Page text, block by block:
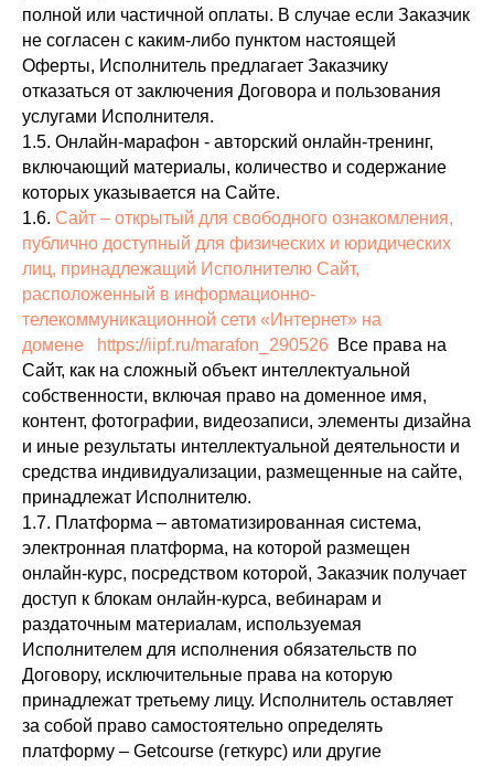
полной или частичной оплаты. В случае если Заказчик
не согласен с каким-либо пунктом настоящей
Оферты, Исполнитель предлагает Заказчику
отказаться от заключения Договора и пользования
услугами Исполнителя.
1.5. Онлайн-марафон - авторский онлайн-тренинг,
включающий материалы, количество и содержание
которых указывается на Сайте.
1.6. Сайт – открытый для свободного ознакомления,
публично доступный для физических и юридических
лиц, принадлежащий Исполнителю Сайт,
расположенный в информационно-
телекоммуникационной сети «Интернет» на
домене https://iipf.ru/marafon_290526 Все права на
Сайт, как на сложный объект интеллектуальной
собственности, включая право на доменное имя,
контент, фотографии, видеозаписи, элементы дизайна
и иные результаты интеллектуальной деятельности и
средства индивидуализации, размещенные на сайте,
принадлежат Исполнителю.
1.7. Платформа – автоматизированная система,
электронная платформа, на которой размещен
онлайн-курс, посредством которой, Заказчик получает
доступ к блокам онлайн-курса, вебинарам и
раздаточным материалам, используемая
Исполнителем для исполнения обязательств по
Договору, исключительные права на которую
принадлежат третьему лицу. Исполнитель оставляет
за собой право самостоятельно определять
платформу – Getcourse (геткурс) или другие